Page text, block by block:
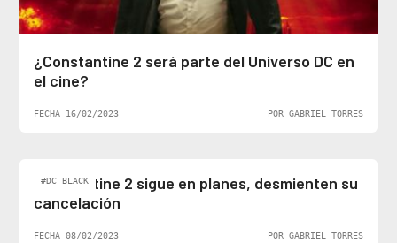
¿Constantine 2 será parte del Universo DC en
el cine?
FECHA 16/02/2023 POR GABRIEL TORRES
#DC BLACK
Constantine 2 sigue en planes, desmienten su
cancelación
FECHA 08/02/2023 POR GABRIEL TORRES